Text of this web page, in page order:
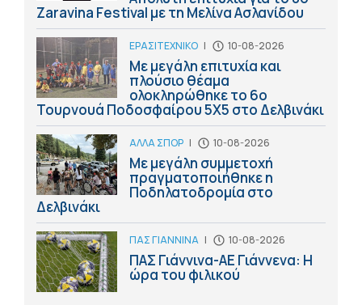
Zaravina Festival με τη Μελίνα Ασλανίδου
ΕΡΑΣΙΤΕΧΝΙΚΟ | 10-08-2026
Με μεγάλη επιτυχία και
πλούσιο θέαμα
ολοκληρώθηκε το 6ο
Τουρνουά Ποδοσφαίρου 5Χ5 στο Δελβινάκι
ΑΛΛΑ ΣΠΟΡ | 10-08-2026
Με μεγάλη συμμετοχή
πραγματοποιήθηκε η
Ποδηλατοδρομία στο
Δελβινάκι
ΠΑΣ ΓΙΑΝΝΙΝΑ | 10-08-2026
ΠΑΣ Γιάννινα-ΑΕ Γιάννενα: Η
ώρα του φιλικού